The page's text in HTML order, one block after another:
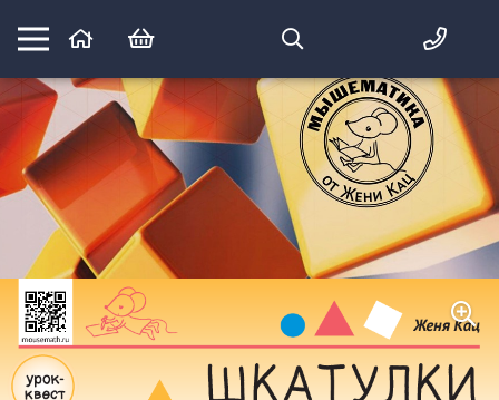
Математика вприпрыжку:
идеи и игры для детей и их родителей